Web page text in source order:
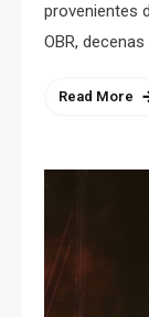
provenientes
OBR,
Read More